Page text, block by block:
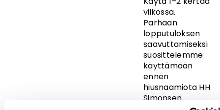
viikossa.
Parhaan
lopputuloksen
saavuttamiseksi
suosittelemme
käyttämään
ennen
hiusnaamiota HH
Simonsen